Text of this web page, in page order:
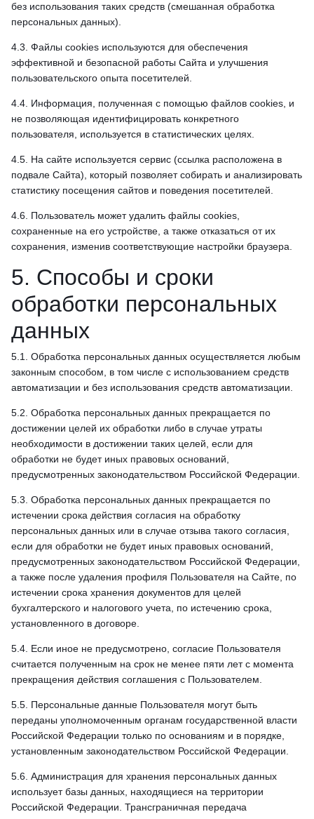
без использования таких средств (смешанная обработка
персональных данных).
4.3. Файлы cookies используются для обеспечения
эффективной и безопасной работы Сайта и улучшения
пользовательского опыта посетителей.
4.4. Информация, полученная с помощью файлов cookies, и
не позволяющая идентифицировать конкретного
пользователя, используется в статистических целях.
4.5. На сайте используется сервис (ссылка расположена в
подвале Сайта), который позволяет собирать и анализировать
статистику посещения сайтов и поведения посетителей.
4.6. Пользователь может удалить файлы cookies,
сохраненные на его устройстве, а также отказаться от их
сохранения, изменив соответствующие настройки браузера.
5. Способы и сроки
обработки персональных
данных
5.1. Обработка персональных данных осуществляется любым
законным способом, в том числе с использованием средств
автоматизации и без использования средств автоматизации.
5.2. Обработка персональных данных прекращается по
достижении целей их обработки либо в случае утраты
необходимости в достижении таких целей, если для
обработки не будет иных правовых оснований,
предусмотренных законодательством Российской Федерации.
5.3. Обработка персональных данных прекращается по
истечении срока действия согласия на обработку
персональных данных или в случае отзыва такого согласия,
если для обработки не будет иных правовых оснований,
предусмотренных законодательством Российской Федерации,
а также после удаления профиля Пользователя на Сайте, по
истечении срока хранения документов для целей
бухгалтерского и налогового учета, по истечению срока,
установленного в договоре.
5.4. Если иное не предусмотрено, согласие Пользователя
считается полученным на срок не менее пяти лет с момента
прекращения действия соглашения с Пользователем.
5.5. Персональные данные Пользователя могут быть
переданы уполномоченным органам государственной власти
Российской Федерации только по основаниям и в порядке,
установленным законодательством Российской Федерации.
5.6. Администрация для хранения персональных данных
использует базы данных, находящиеся на территории
Российской Федерации. Трансграничная передача